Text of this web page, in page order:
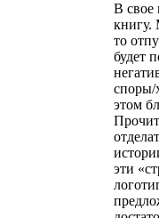
В свое
книгу.
то
будет
споры/
этом
эти